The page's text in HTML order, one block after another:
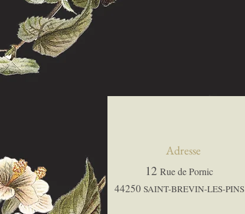
Adresse
12 Rue de Pornic
44250 SAINT-BREVIN-LES-PINS